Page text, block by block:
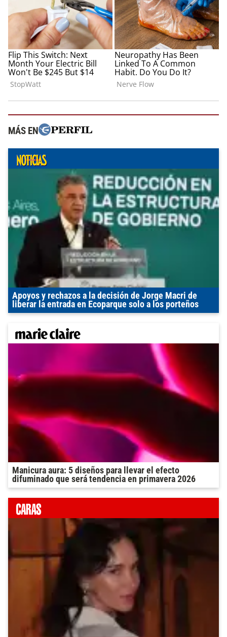
MÁS EN
Apoyos y rechazos a la decisión de Jorge Macri de
liberar la entrada en Ecoparque solo a los porteños
Manicura aura: 5 diseños para llevar el efecto
difuminado que será tendencia en primavera 2026